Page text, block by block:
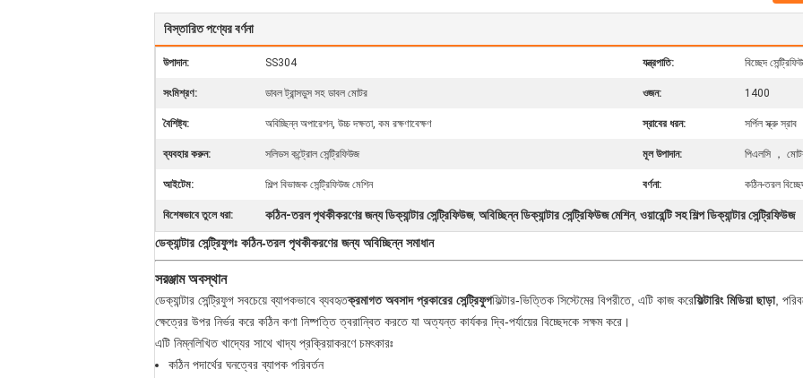
বিস্তারিত পণ্যের বর্ণনা
উপাদান: SS304 যন্ত্রপাতি: বিচ্ছেদ
সংমিশ্রণ: ডাবল ট্রান্সডুস সহ ডাবল মোটর ওজন: 1400
বৈশিষ্ট্য: অবিচ্ছিন্ন অপারেশন, উচ্চ দক্ষতা, কম রক্ষণাবেক্ষণ স্রাবের ধরন: সর্পিল স্ক্রু স্রাব
ব্যবহার করুন: সলিডস কন্ট্রোল সেন্ট্রিফিউজ মূল উপাদান: পিএলসি ，
আইটেম: শিল্প বিভাজক সেন্ট্রিফিউজ মেশিন বর্ণনা: কঠিন-তরল
বিশেষভাবে তুলে ধরা: কঠিন-তরল পৃথকীকরণের জন্য ডিক্যান্টার সেন্ট্রিফিউজ, অবিচ্ছিন্ন ডিক্যান্টার সেন্ট্রিফিউজ মেশিন, ওয়ারেন্টি সহ শিল্প ডিক্যান্টার সেন্ট্রিফিউজ
ডেক্যান্টার সেন্ট্রিফুগঃ কঠিন-তরল পৃথকীকরণের জন্য অবিচ্ছিন্ন সমাধান
সরঞ্জাম অবস্থান
ডেক্যান্টার সেন্ট্রিফুগ সবচেয়ে ব্যাপকভাবে ব্যবহৃতক্রমাগত অবসাদ প্রকারের সেন্ট্রিফুগফিল্টার-ভিত্তিক সিস্টেমের বিপরীতে, এটি কাজ করেফিল্টারিং মিডিয়া ছাড়া,
ক্ষেত্রের উপর নির্ভর করে কঠিন কণা নিষ্পত্তি ত্বরান্বিত করতে যা অত্যন্ত কার্যকর দ্বি-পর্যায়ের বিচ্ছেদকে সক্ষম করে।
এটি নিম্নলিখিত খাদ্যের সাথে খাদ্য প্রক্রিয়াকরণে চমৎকারঃ
কঠিন পদার্থের ঘনত্বের ব্যাপক পরিবর্তন